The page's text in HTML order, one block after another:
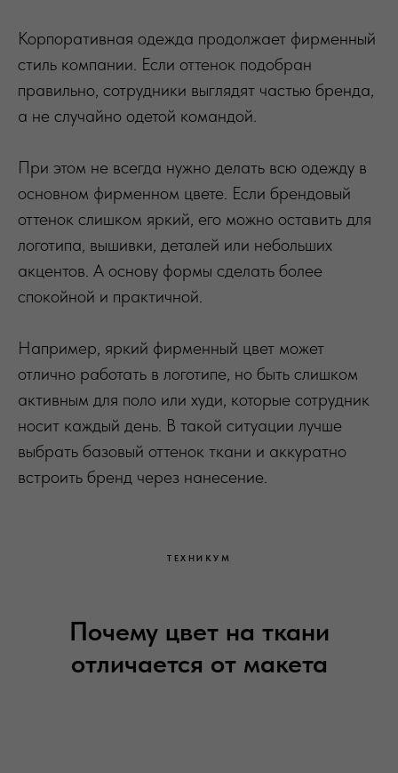
Корпоративная одежда продолжает фирменный
стиль компании. Если оттенок подобран
правильно, сотрудники выглядят частью бренда,
а не случайно одетой командой.
При этом не всегда нужно делать всю одежду в
основном фирменном цвете. Если брендовый
оттенок слишком яркий, его можно оставить для
логотипа, вышивки, деталей или небольших
акцентов. А основу формы сделать более
спокойной и практичной.
Например, яркий фирменный цвет может
отлично работать в логотипе, но быть слишком
активным для поло или худи, которые сотрудник
носит каждый день. В такой ситуации лучше
выбрать базовый оттенок ткани и аккуратно
встроить бренд через нанесение.
ТЕХНИКУМ
Почему цвет на ткани
отличается от макета